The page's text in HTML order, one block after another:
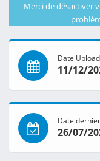
Merci de désactiver
Date Upload
11/12/
Date
26/07/